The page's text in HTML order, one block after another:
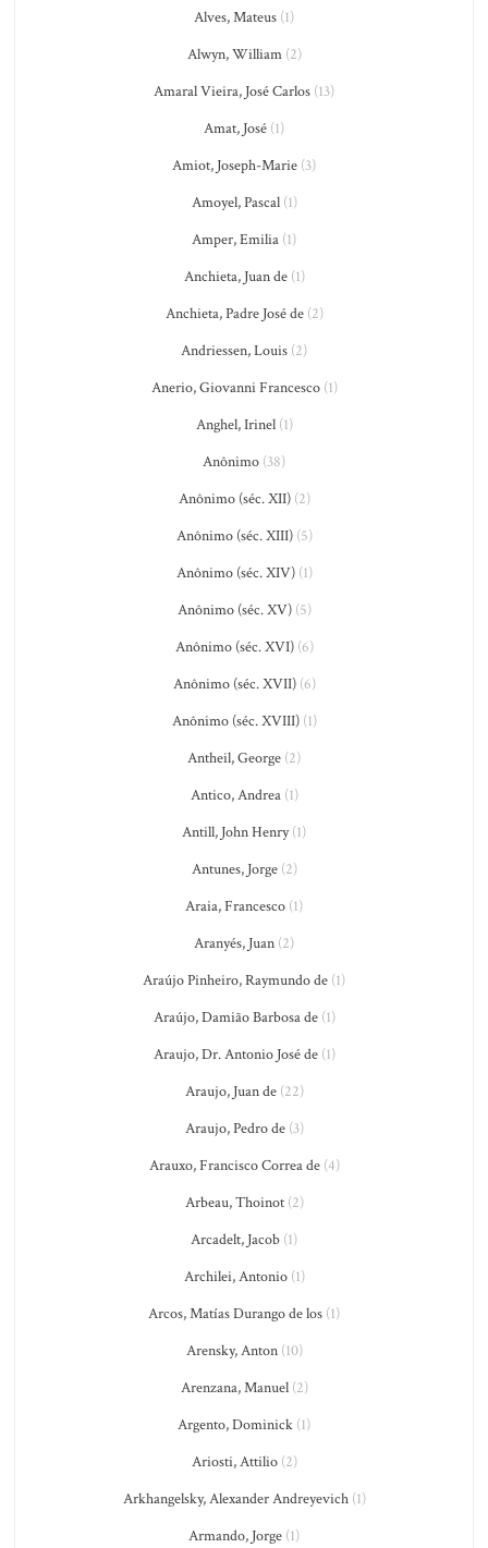
Alves, Mateus (1)
Alwyn, William(2)
Amaral Vieira, José Carlos (13)
Amat, José (1)
Amiot, Joseph-Marie (3)
Amoyel, Pascal(1)
Amper, Emilia (1)
Anchieta, Juan de(1)
Anchieta, Padre José de(2)
Andriessen, Louis (2)
Anerio, Giovanni Francesco(1)
Anghel, Irinel(1)
Anônimo (38)
Anônimo (séc. XII)(2)
Anônimo (séc. XIII)(5)
Anônimo (séc. XIV)(1)
Anônimo (séc. XV)(5)
Anônimo (séc. XVI)(6)
Anônimo (séc. XVII)(6)
Anônimo (séc. XVIII)(1)
Antheil, George (2)
Antico, Andrea(1)
Antill, John Henry(1)
Antunes, Jorge(2)
Araia, Francesco (1)
Aranyés, Juan (2)
Araújo Pinheiro, Raymundo de (1)
Araújo, Damião Barbosa de(1)
Araujo, Dr. Antonio José de(1)
Araujo, Juan de(22)
Araujo, Pedro de(3)
Arauxo, Francisco Correa de(4)
Arbeau, Thoinot(2)
Arcadelt, Jacob (1)
Archilei, Antonio(1)
Arcos, Matías Durango de los (1)
Arensky, Anton(10)
Arenzana, Manuel(2)
Argento, Dominick (1)
Ariosti, Attilio(2)
Arkhangelsky, Alexander Andreyevich(1)
Armando, Jorge (1)